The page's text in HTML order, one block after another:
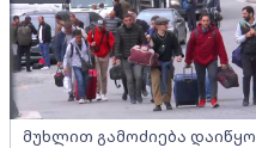
მუხლით გამოძიება დაიწყო